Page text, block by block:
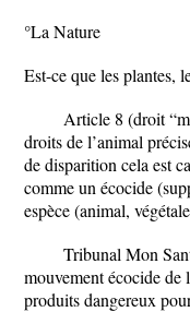
°La Nature
Est-ce que les plantes,
Article 8 (droit
droits de l’animal
de disparition cela est
comme un écocide
espèce (animal,
Tribunal Mon
mouvement écocide de
produits dangereux